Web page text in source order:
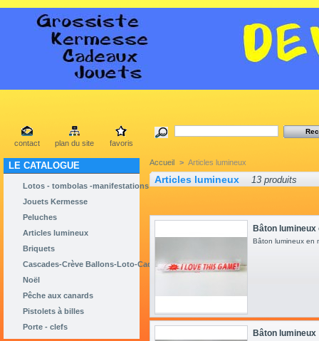
contact plan du site favoris
LE CATALOGUE
Lotos - tombolas -manifestations
Jouets Kermesse
Peluches
Articles lumineux
Briquets
Cascades-Crève Ballons-Loto-Cadeaux
Noël
Pêche aux canards
Pistolets à billes
Porte - clefs
Accueil > Articles lumineux
Articles lumineux 13 produits
Bâton lumineux
Bâton lumineux en
Bâton lumineux